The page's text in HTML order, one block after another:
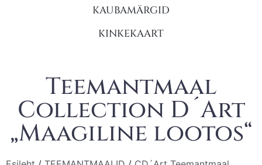
KAUBAMÄRGID
KINKEKAART
Teemantmaal
Collection D´Art
„Maagiline lootos“